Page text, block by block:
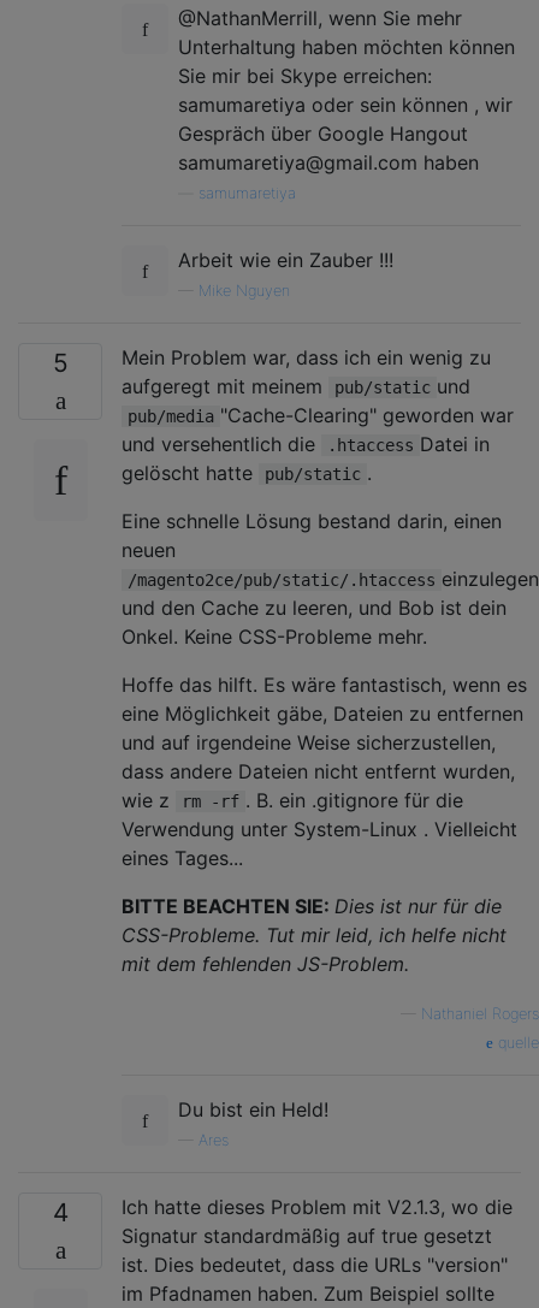
@NathanMerrill, wenn Sie mehr
Unterhaltung haben möchten können
Sie mir bei Skype erreichen:
samumaretiya oder sein können , wir
Gespräch über Google Hangout
samumaretiya@gmail.com haben
samumaretiya
Arbeit wie ein Zauber !!!
Mike Nguyen
5
Mein Problem war, dass ich ein wenig zu
aufgeregt mit meinem
pub/static und
pub/media "Cache-Clearing" geworden war
und versehentlich die
.htaccess Datei in
gelöscht hatte
pub/static .
Eine schnelle Lösung bestand darin, einen
neuen
/magento2ce/pub/static/.htaccess einzulegen
und den Cache zu leeren, und Bob ist dein
Onkel. Keine CSS-Probleme mehr.
Hoffe das hilft. Es wäre fantastisch, wenn es
eine Möglichkeit gäbe, Dateien zu entfernen
und auf irgendeine Weise sicherzustellen,
dass andere Dateien nicht entfernt wurden,
wie z
rm -rf . B. ein .gitignore für die
Verwendung unter System-Linux . Vielleicht
eines Tages...
BITTE BEACHTEN SIE: Dies ist nur für die
CSS-Probleme. Tut mir leid, ich helfe nicht
mit dem fehlenden JS-Problem.
Nathaniel Rogers
quelle
Du bist ein Held!
Ares
4
Ich hatte dieses Problem mit V2.1.3, wo die
Signatur standardmäßig auf true gesetzt
ist. Dies bedeutet, dass die URLs "version"
im Pfadnamen haben. Zum Beispiel sollte